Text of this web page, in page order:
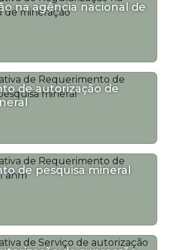
na agência nacional de
de autorização de
de pesquisa mineral